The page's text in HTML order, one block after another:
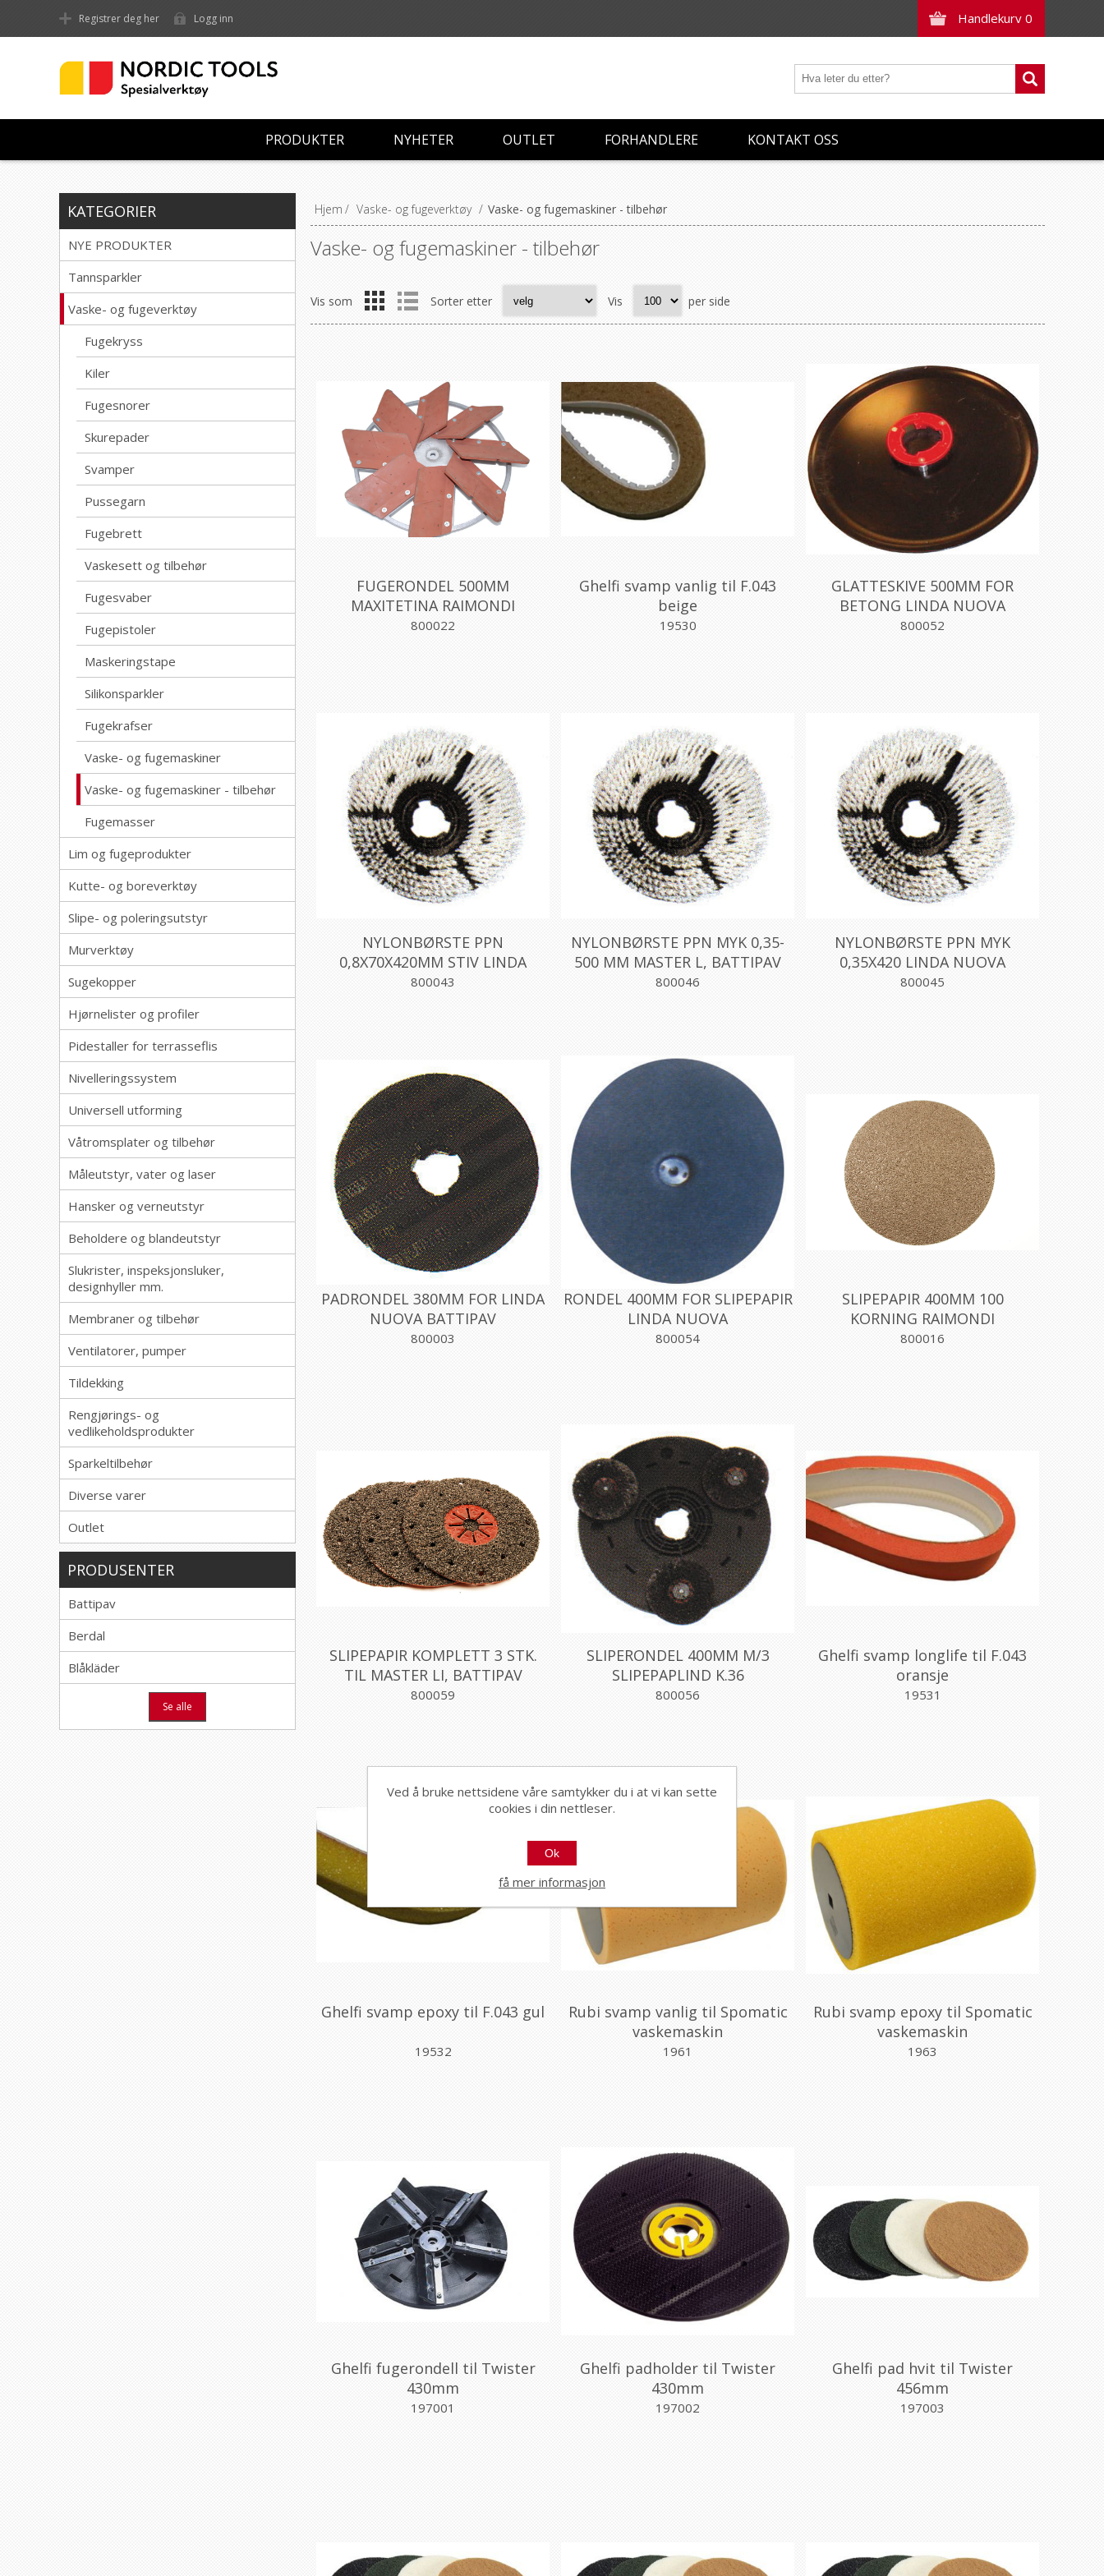
Handlekurv 0
Registrer deg her Logg inn
PRODUKTER NYHETER OUTLET FORHANDLERE KONTAKT OSS
Hjem / Vaske- og fugeverktøy / Vaske- og fugemaskiner - tilbehør
Vaske- og fugemaskiner - tilbehør
Vis som Sorter etter Vis per side
FUGERONDEL 500MM
MAXITETINA RAIMONDI
800022
Ghelfi svamp vanlig til F.043
beige
19530
GLATTESKIVE 500MM FOR
BETONG LINDA NUOVA
800052
NYLONBØRSTE PPN
0,8X70X420MM STIV LINDA
800043
NYLONBØRSTE PPN MYK 0,35-
500 MM MASTER L, BATTIPAV
800046
NYLONBØRSTE PPN MYK
0,35X420 LINDA NUOVA
800045
PADRONDEL 380MM FOR LINDA
NUOVA BATTIPAV
800003
RONDEL 400MM FOR SLIPEPAPIR
LINDA NUOVA
800054
SLIPEPAPIR 400MM 100
KORNING RAIMONDI
800016
SLIPEPAPIR KOMPLETT 3 STK.
TIL MASTER LI, BATTIPAV
800059
SLIPERONDEL 400MM M/3
SLIPEPAPLIND K.36
800056
Ghelfi svamp longlife til F.043
oransje
19531
Ghelfi svamp epoxy til F.043 gul
19532
Rubi svamp vanlig til Spomatic
vaskemaskin
1961
Rubi svamp epoxy til Spomatic
vaskemaskin
1963
Ghelfi fugerondell til Twister
430mm
197001
Ghelfi padholder til Twister
430mm
197002
Ghelfi pad hvit til Twister
456mm
197003
KATEGORIER
NYE PRODUKTER
Tannsparkler
Vaske- og fugeverktøy
Fugekryss
Kiler
Fugesnorer
Skurepader
Svamper
Pussegarn
Fugebrett
Vaskesett og tilbehør
Fugesvaber
Fugepistoler
Maskeringstape
Silikonsparkler
Fugekrafser
Vaske- og fugemaskiner
Vaske- og fugemaskiner - tilbehør
Fugemasser
Lim og fugeprodukter
Kutte- og boreverktøy
Slipe- og poleringsutstyr
Murverktøy
Sugekopper
Hjørnelister og profiler
Pidestaller for terrasseflis
Nivelleringssystem
Universell utforming
Våtromsplater og tilbehør
Måleutstyr, vater og laser
Hansker og verneutstyr
Beholdere og blandeutstyr
Slukrister, inspeksjonsluker,
designhyller mm.
Membraner og tilbehør
Ventilatorer, pumper
Tildekking
Rengjørings- og
vedlikeholdsprodukter
Sparkeltilbehør
Diverse varer
Outlet
PRODUSENTER
Battipav
Berdal
Blåkläder
Se alle
Ved å bruke nettsidene våre samtykker du i at vi kan sette
cookies i din nettleser.
Ok
få mer informasjon